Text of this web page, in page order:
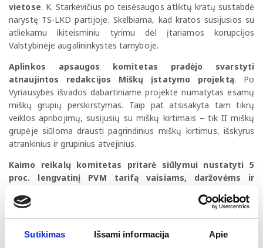
Sutikimas Išsami informacija Apie
vietose. K. Starkevičius po teisėsaugos atliktų kratų sustabdė
narystę TS-LKD partijoje. Skelbiama, kad kratos susijusios su
atliekamu ikiteisminiu tyrimu dėl įtariamos korupcijos
Valstybinėje augalininkystės tarnyboje.
Aplinkos apsaugos komitetas pradėjo svarstyti
atnaujintos redakcijos Miškų įstatymo projektą. Po
Vyriausybės išvados dabartiniame projekte numatytas esamų
miškų grupių perskirstymas. Taip pat atsisakyta tam tikrų
veiklos apribojimų, susijusių su miškų kirtimais – tik II miškų
grupėje siūloma drausti pagrindinius miškų kirtimus, išskyrus
atrankinius ir grupinius atvejinius.
Kaimo reikalų komitetas pritarė siūlymui nustatyti 5
proc. lengvatinį PVM tarifą vaisiams, daržovėms ir
mokinių, studentų, ligonių bei karių maitinimui. Finansų
ministerija nepritarė pasiūlymui dėl poveikio biudžetui.
Pasiūlymą dar vertins pagrindinis Biudžeto ir finansų komitetas
prieš teikiant projektą svarstyti Seimo plenariniame posėdyje.